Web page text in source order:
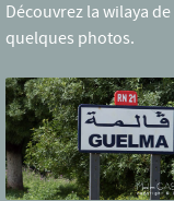
Découvrez la wilaya de
quelques photos.